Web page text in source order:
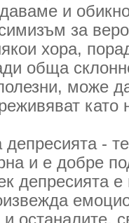
и
за
хора,
обща
може
като
депресията -
и е добре
депресията